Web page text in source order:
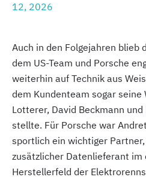
12, 2026
Auch in den Folgejahren blieb
dem US-Team und Porsche
weiterhin auf Technik aus
dem Kundenteam sogar seine
Lotterer, David Beckmann
stellte. Für Porsche war
sportlich ein wichtiger
zusätzlicher Datenlieferant im
Herstellerfeld der